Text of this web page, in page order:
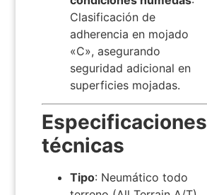
Clasificación de
adherencia en mojado
«C», asegurando
seguridad adicional en
superficies mojadas.
Especificaciones
técnicas
Tipo: Neumático todo